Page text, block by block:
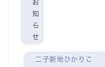
お
知
ら
せ
二子新地ひかりこ